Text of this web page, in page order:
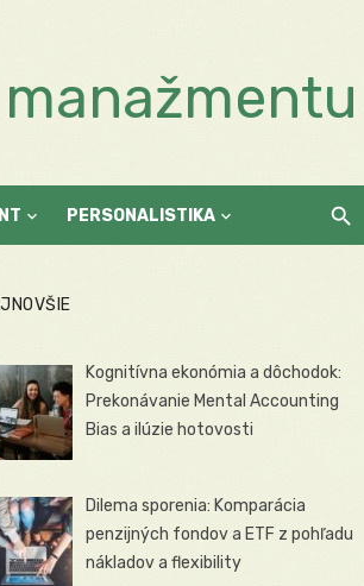
PERSONALISTIKA
Kognitívna ekonómia a dôchodok:
Prekonávanie Mental Accounting
Bias a ilúzie hotovosti
Dilema sporenia: Komparácia
penzijných fondov a ETF z pohľadu
nákladov a flexibility